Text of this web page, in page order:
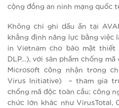
cộng đồng an ninh mạng quốc
Không chỉ ghi dấu ấn tại
khẳng định năng lực bằng việc
in Vietnam cho bảo mật thiết
DLP…), với sản phẩm chống
Microsoft công nhận trong
Virus Initiative) – tham gia
chống mã độc toàn cầu; công
chức lớn khác như VirusTotal,